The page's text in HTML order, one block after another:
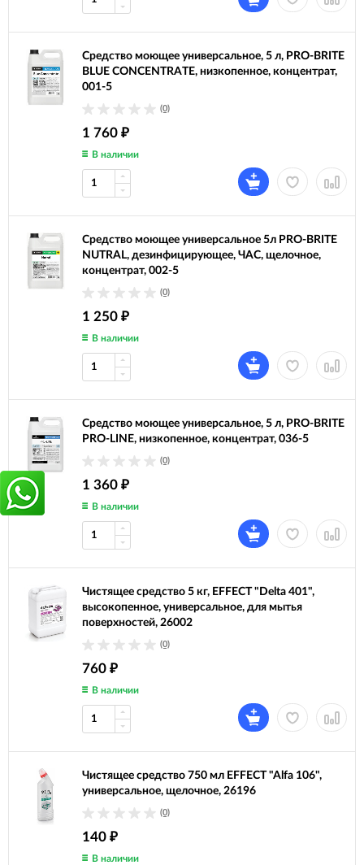
Средство моющее универсальное, 5 л, PRO-BRITE
BLUE CONCENTRATE, низкопенное, концентрат,
001-5
(0)
1 760 ₽
В наличии
Средство моющее универсальное 5л PRO-BRITE
NUTRAL, дезинфицирующее, ЧАС, щелочное,
концентрат, 002-5
(0)
1 250 ₽
В наличии
Средство моющее универсальное, 5 л, PRO-BRITE
PRO-LINE, низкопенное, концентрат, 036-5
(0)
1 360 ₽
В наличии
Чистящее средство 5 кг, EFFECT "Delta 401",
высокопенное, универсальное, для мытья
поверхностей, 26002
(0)
760 ₽
В наличии
Чистящее средство 750 мл EFFECT "Alfa 106",
универсальное, щелочное, 26196
(0)
140 ₽
В наличии